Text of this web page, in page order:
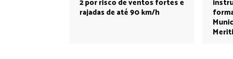
2 por risco de ventos fortes e
rajadas de até 90 km/h
Meriti